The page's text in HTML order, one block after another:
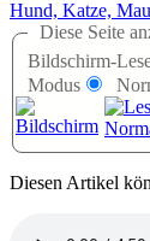
Hund, Katze,
Diese Seite
Bildschirm-
Modus
Diesen Artikel